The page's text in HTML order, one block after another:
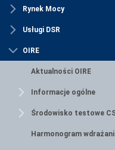
Rynek Mocy
Usługi DSR
OIRE
Aktualności OIRE
Informacje ogólne
Środowisko testowe
Harmonogram